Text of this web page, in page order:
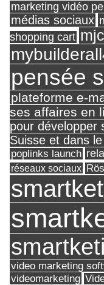
marketing vidéo
médias sociaux
shopping cart
pensée
plateforme e-
ses affaires en
pour développer
Suisse et dans
poplinks launch
réseaux sociaux
video marketing
videomarketing